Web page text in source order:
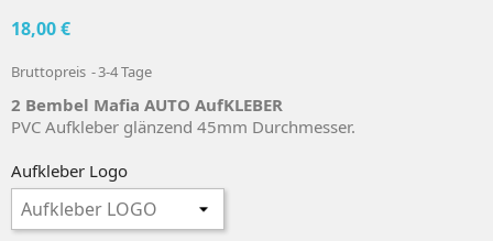
18,00 €
Bruttopreis 3-4 Tage
2 Bembel Mafia AUTO AufKLEBER
PVC Aufkleber glänzend 45mm Durchmesser.
Aufkleber Logo